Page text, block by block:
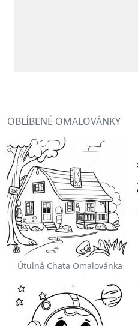
OBLÍBENÉ OMALOVÁNKY
Útulná Chata Omalovánka